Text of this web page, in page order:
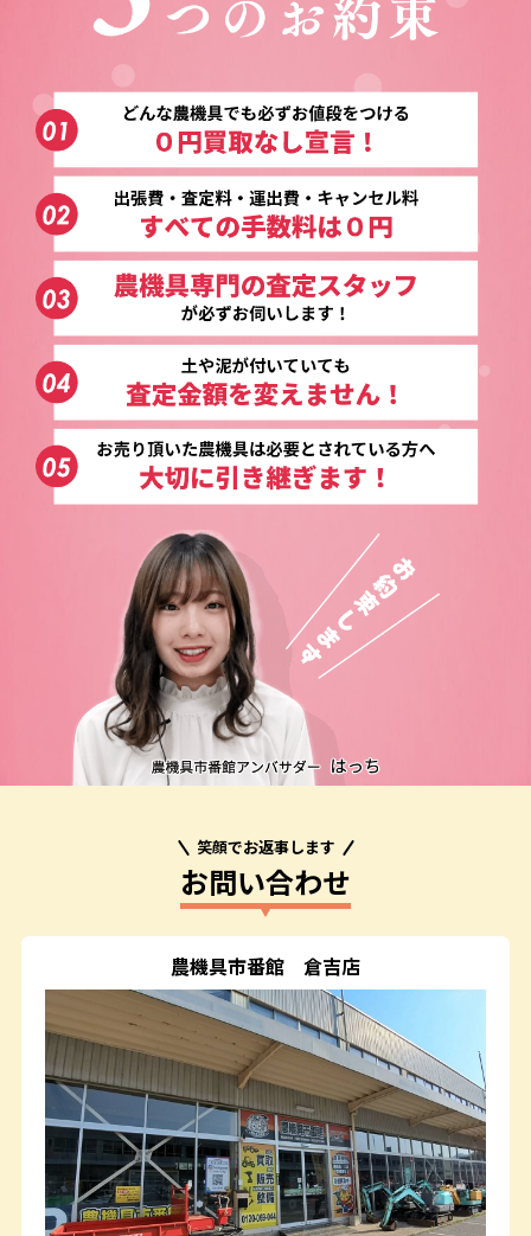
笑顔でお返事します
お問い合わせ
農機具市番館 倉吉店